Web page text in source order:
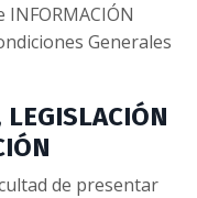
Generales
LEGISLACIÓN
de presentar